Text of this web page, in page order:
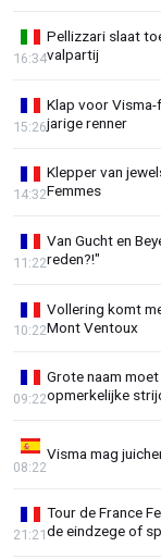
Pellizzari slaat
valpartij
16:34
Klap voor
jarige renner
15:26
Klepper van
Femmes
14:32
Van Gucht en
reden?!"
11:22
Vollering komt
Mont Ventoux
10:22
Grote naam
opmerkelijke
09:22
Visma mag
08:22
Tour de France
de eindzege of
21:21